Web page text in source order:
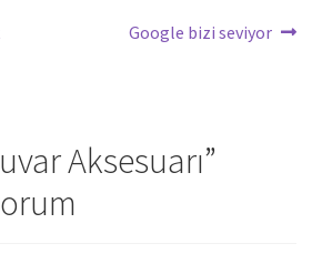
Sonraki
Google bizi seviyor
Aksesuarı”